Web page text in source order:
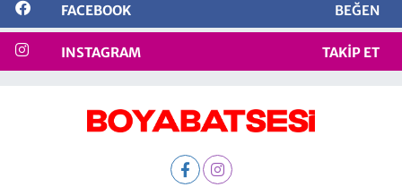
FACEBOOK BEĞEN
INSTAGRAM TAKIP ET